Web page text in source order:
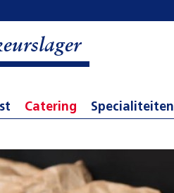
Catering Specialiteiten